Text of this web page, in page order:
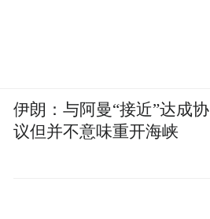
伊朗：与阿曼“接近”达成协
议但并不意味重开海峡